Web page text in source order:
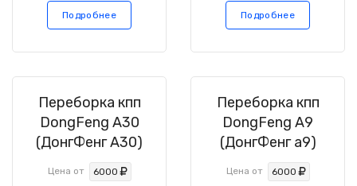
Подробнее Подробнее
Переборка кпп
DongFeng A30
(ДонгФенг А30)
Цена от 6000
Переборка кпп
DongFeng A9
(ДонгФенг а9)
Цена от 6000